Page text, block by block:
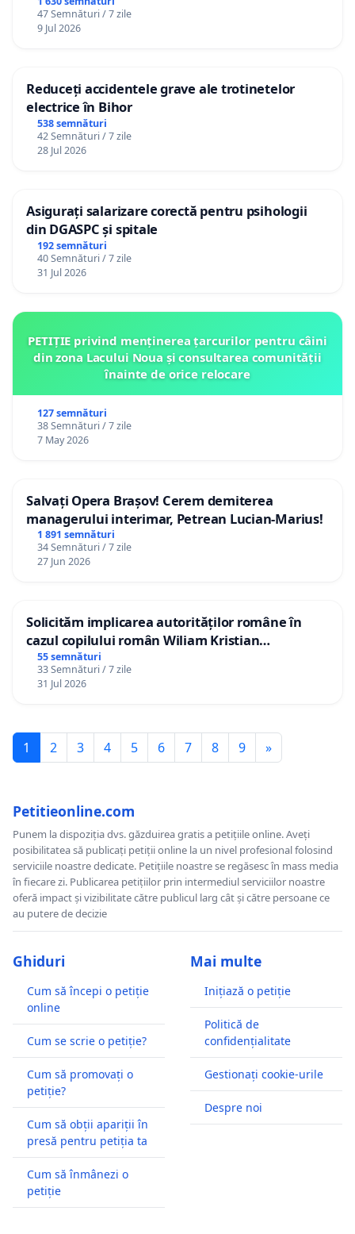
47 Semnături / 7 zile
9 Jul 2026
Reduceți accidentele grave ale trotinetelor
electrice în Bihor
538 semnături
42 Semnături / 7 zile
28 Jul 2026
Asigurați salarizare corectă pentru psihologii
din DGASPC și spitale
192 semnături
40 Semnături / 7 zile
31 Jul 2026
PETIȚIE privind menținerea țarcurilor pentru câini
din zona Lacului Noua și consultarea comunității
înainte de orice relocare
127 semnături
38 Semnături / 7 zile
7 May 2026
Salvați Opera Brașov! Cerem demiterea
managerului interimar, Petrean Lucian-Marius!
1 891 semnături
34 Semnături / 7 zile
27 Jun 2026
Solicităm implicarea autorităților române în
cazul copilului român Wiliam Kristian
Gheorghe, aflat în plasament în Danemarca de
12 ani
55 semnături
33 Semnături / 7 zile
31 Jul 2026
1 2 3 4 5 6 7 8 9 »
Petitieonline.com
Punem la dispoziția dvs. găzduirea gratis a petițiile online. Aveți
posibilitatea să publicați petiții online la un nivel profesional folosind
serviciile noastre dedicate. Petițiile noastre se regăsesc în mass media
în fiecare zi. Publicarea petițiilor prin intermediul serviciilor noastre
oferă impact și vizibilitate către publicul larg cât și către persoane ce
au putere de decizie
Ghiduri
Cum să începi o petiție
online
Cum se scrie o petiție?
Cum să promovați o
petiție?
Cum să obții apariții în
presă pentru petiția ta
Cum să înmânezi o
petiție
Mai multe
Inițiază o petiție
Politică de
confidențialitate
Gestionați cookie-urile
Despre noi